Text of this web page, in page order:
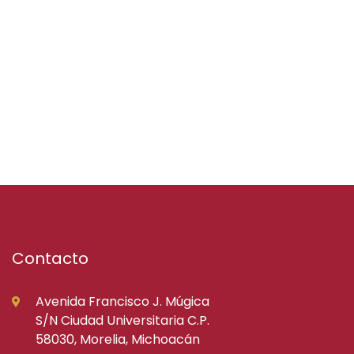
Contacto
Avenida Francisco J. Múgica
S/N Ciudad Universitaria C.P.
58030, Morelia, Michoacán